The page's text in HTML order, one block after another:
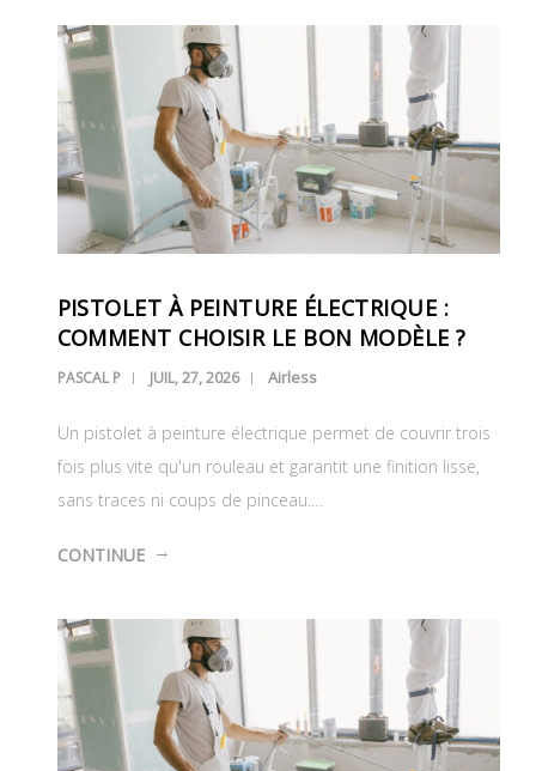
PISTOLET À PEINTURE ÉLECTRIQUE :
COMMENT CHOISIR LE BON MODÈLE ?
PASCAL P JUIL, 27, 2026 Airless
Un pistolet à peinture électrique permet de couvrir trois
fois plus vite qu'un rouleau et garantit une finition lisse,
sans traces ni coups de pinceau.…
CONTINUE